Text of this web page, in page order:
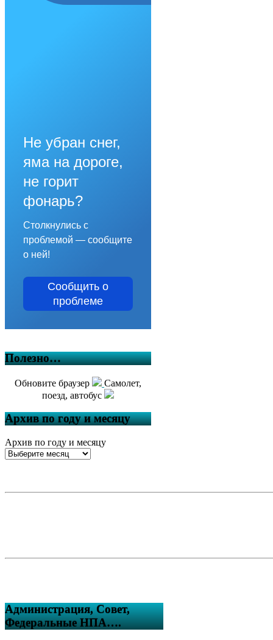
Не убран снег,
яма на дороге,
не горит
фонарь?
Столкнулись с
проблемой — сообщите
о ней!
Сообщить о
проблеме
Полезно…
Обновите браузер
Самолет,
поезд, автобус
Архив по году и месяцу
Архив по году и месяцу
Администрация, Совет,
Федеральные НПА….